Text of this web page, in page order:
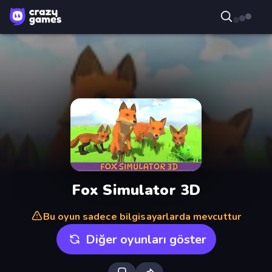
Fox Simulator 3D
Bu oyun sadece bilgisayarlarda mevcuttur
Diğer oyunları göster